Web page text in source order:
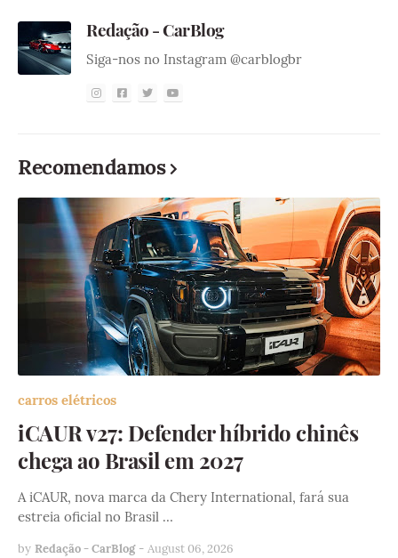
Redação - CarBlog
Siga-nos no Instagram @carblogbr
Recomendamos
carros elétricos
iCAUR v27: Defender híbrido chinês
chega ao Brasil em 2027
A iCAUR, nova marca da Chery International, fará sua
estreia oficial no Brasil …
by Redação - CarBlog - August 06, 2026